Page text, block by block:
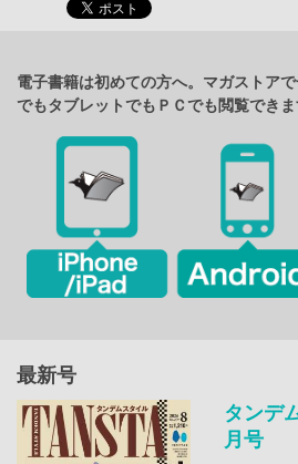
電子書籍は初めての方へ。マガストア
でもタブレットでもＰＣでも閲覧できま
最新号
タンデ
月号